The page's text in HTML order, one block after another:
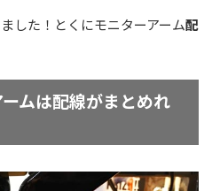
した！とくにモニターアーム配
ムは配線がまとめれ